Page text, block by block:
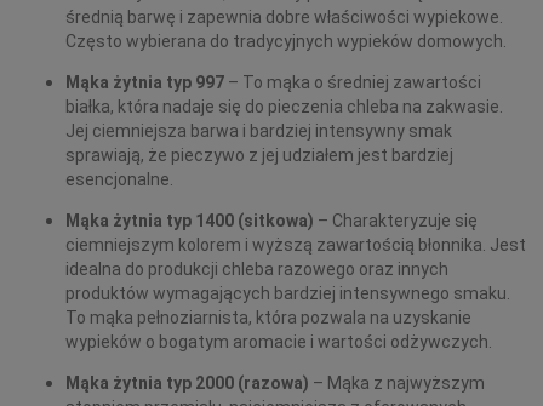
średnią barwę i zapewnia dobre właściwości wypiekowe.
Często wybierana do tradycyjnych wypieków domowych.
Mąka żytnia typ 997 – To mąka o średniej zawartości
białka, która nadaje się do pieczenia chleba na zakwasie.
Jej ciemniejsza barwa i bardziej intensywny smak
sprawiają, że pieczywo z jej udziałem jest bardziej
esencjonalne.
Mąka żytnia typ 1400 (sitkowa) – Charakteryzuje się
ciemniejszym kolorem i wyższą zawartością błonnika. Jest
idealna do produkcji chleba razowego oraz innych
produktów wymagających bardziej intensywnego smaku.
To mąka pełnoziarnista, która pozwala na uzyskanie
wypieków o bogatym aromacie i wartości odżywczych.
Mąka żytnia typ 2000 (razowa) – Mąka z najwyższym